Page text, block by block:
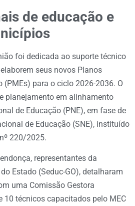
de educação e
foi dedicada ao suporte técnico
seus novos Planos
(PMEs) para o ciclo 2026-2036. O
planejamento em alinhamento
de Educação (PNE), em fase de
de Educação (SNE), instituído
220/2025.
representantes da
Estado (Seduc-GO), detalharam
uma Comissão Gestora
10 técnicos capacitados pelo MEC